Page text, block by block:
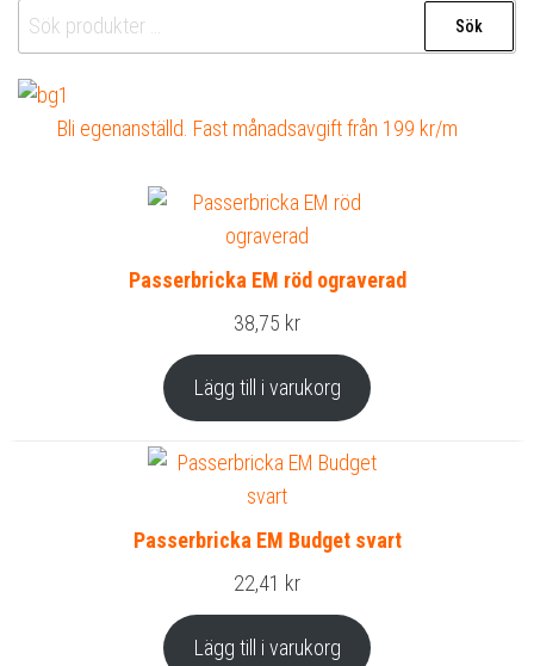
Sök
efter:
Sök
Bli egenanställd. Fast månadsavgift från 199 kr/m
Passerbricka EM röd ograverad
38,75 kr
Lägg till i varukorg
Passerbricka EM Budget svart
22,41 kr
Lägg till i varukorg